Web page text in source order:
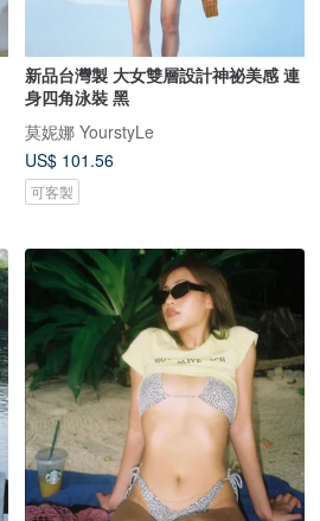
新品台灣製 大女雙層設計神祕美感 連
身四角泳裝 黑
莫妮娜 YourstyLe
US$ 101.56
可客製